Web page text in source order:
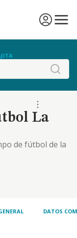
La
de fútbol de la
DATOS